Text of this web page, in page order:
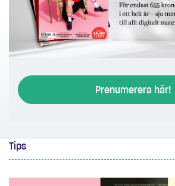
Prenumerera här!
Tips